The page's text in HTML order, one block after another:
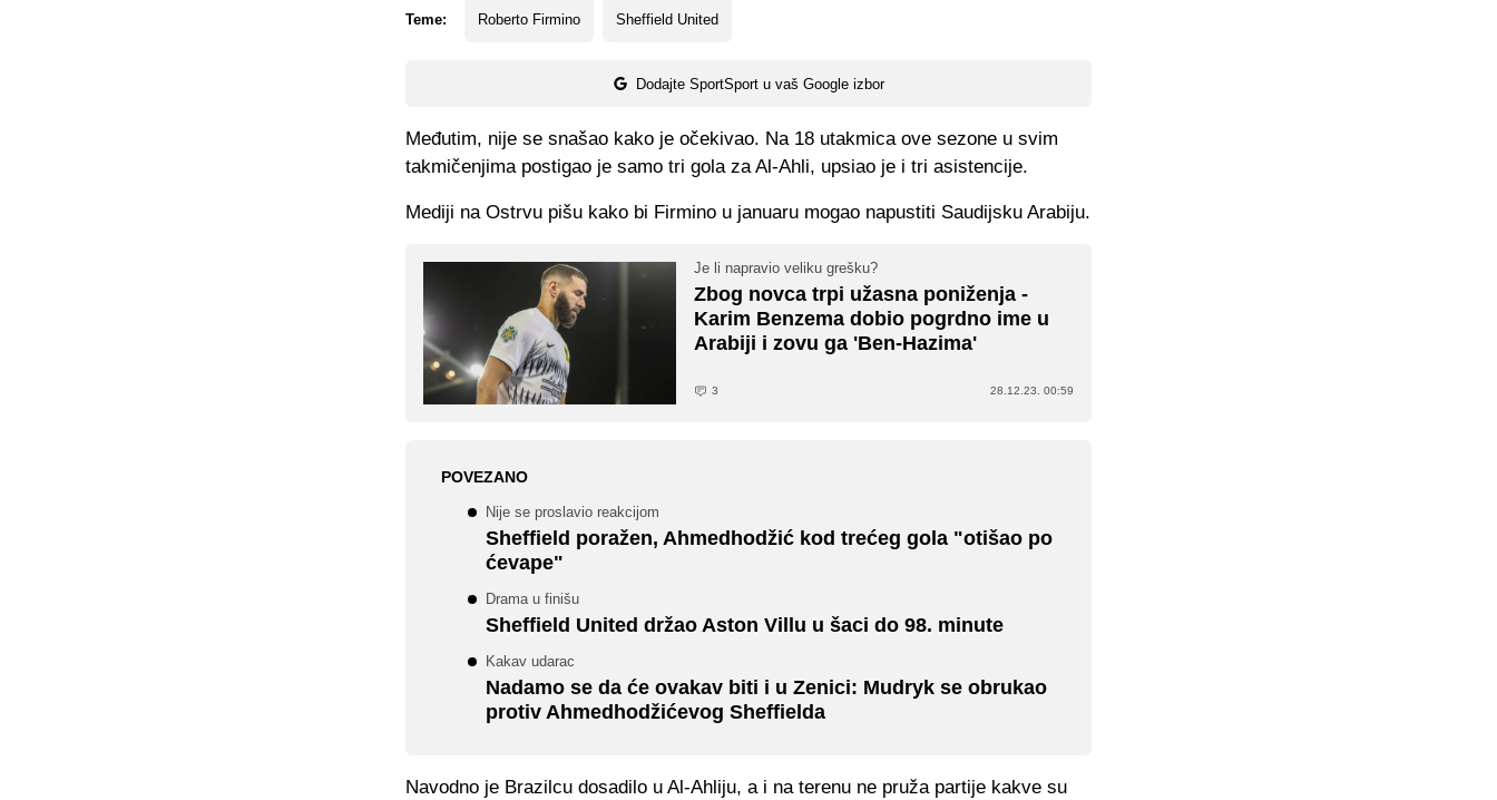
Teme: Roberto Firmino Sheffield United
Dodajte SportSport u vaš Google izbor
Međutim, nije se snašao kako je očekivao. Na 18 utakmica ove sezone u svim
takmičenjima postigao je samo tri gola za Al-Ahli, upsiao je i tri asistencije.
Mediji na Ostrvu pišu kako bi Firmino u januaru mogao napustiti Saudijsku Arabiju.
Je li napravio veliku grešku?
Zbog novca trpi užasna poniženja -
Karim Benzema dobio pogrdno ime u
Arabiji i zovu ga 'Ben-Hazima'
3 28.12.23. 00:59
POVEZANO
Nije se proslavio reakcijom
Sheffield poražen, Ahmedhodžić kod trećeg gola "otišao po
ćevape"
Drama u finišu
Sheffield United držao Aston Villu u šaci do 98. minute
Kakav udarac
Nadamo se da će ovakav biti i u Zenici: Mudryk se obrukao
protiv Ahmedhodžićevog Sheffielda
Navodno je Brazilcu dosadilo u Al-Ahliju, a i na terenu ne pruža partije kakve su